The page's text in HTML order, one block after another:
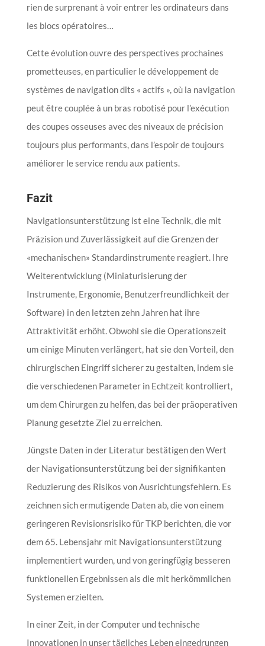
rien de surprenant à voir entrer les ordinateurs dans
les blocs opératoires…
Cette évolution ouvre des perspectives prochaines
prometteuses, en particulier le développement de
systèmes de navigation dits « actifs », où la navigation
peut être couplée à un bras robotisé pour l’exécution
des coupes osseuses avec des niveaux de précision
toujours plus performants, dans l’espoir de toujours
améliorer le service rendu aux patients.
Fazit
Navigationsunterstützung ist eine Technik, die mit
Präzision und Zuverlässigkeit auf die Grenzen der
«mechanischen» Standardinstrumente reagiert. Ihre
Weiterentwicklung (Miniaturisierung der
Instrumente, Ergonomie, Benutzerfreundlichkeit der
Software) in den letzten zehn Jahren hat ihre
Attraktivität erhöht. Obwohl sie die Operationszeit
um einige Minuten verlängert, hat sie den Vorteil, den
chirurgischen Eingriff sicherer zu gestalten, indem sie
die verschiedenen Parameter in Echtzeit kontrolliert,
um dem Chirurgen zu helfen, das bei der präoperativen
Planung gesetzte Ziel zu erreichen.
Jüngste Daten in der Literatur bestätigen den Wert
der Navigationsunterstützung bei der signifikanten
Reduzierung des Risikos von Ausrichtungsfehlern. Es
zeichnen sich ermutigende Daten ab, die von einem
geringeren Revisionsrisiko für TKP berichten, die vor
dem 65. Lebensjahr mit Navigationsunterstützung
implementiert wurden, und von geringfügig besseren
funktionellen Ergebnissen als die mit herkömmlichen
Systemen erzielten.
In einer Zeit, in der Computer und technische
Innovationen in unser tägliches Leben eingedrungen